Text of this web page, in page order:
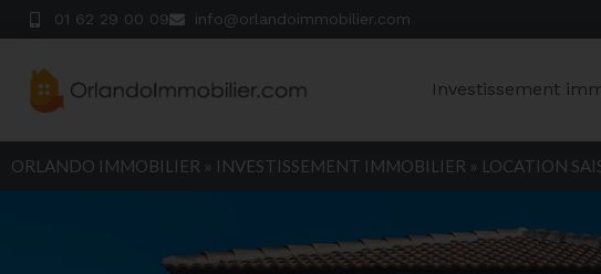
01 62 29 00 09 info@orlandoimmobilier.com
Investissement
ORLANDO IMMOBILIER » INVESTISSEMENT IMMOBILIER » LOCATION